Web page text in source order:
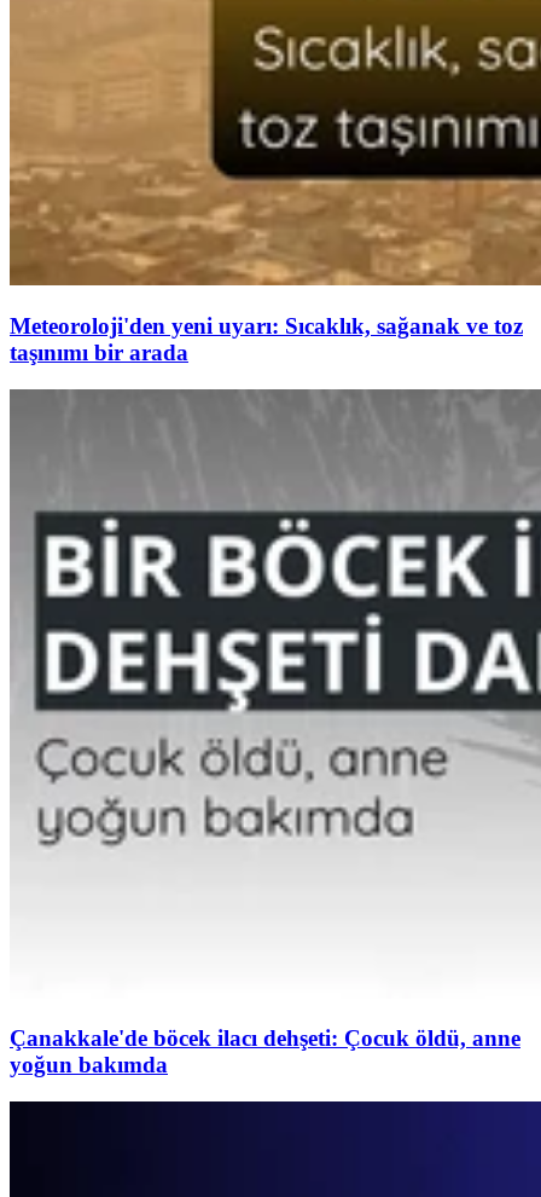
Meteoroloji'den yeni uyarı: Sıcaklık, sağanak ve toz
taşınımı bir arada
Çanakkale'de böcek ilacı dehşeti: Çocuk öldü, anne
yoğun bakımda